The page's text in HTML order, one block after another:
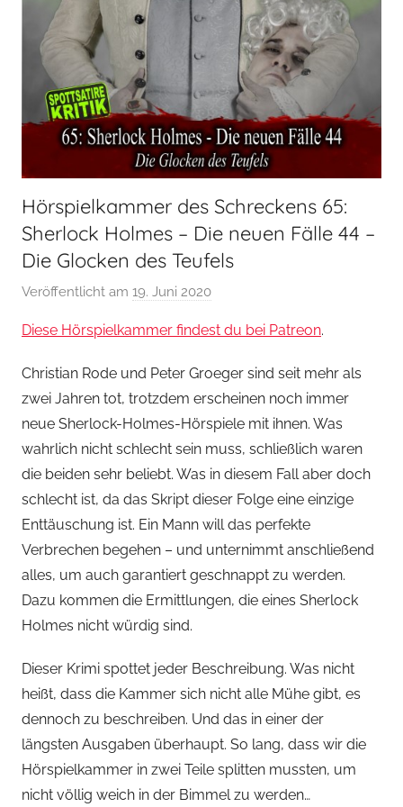
Hörspielkammer des Schreckens 65:
Sherlock Holmes – Die neuen Fälle 44 –
Die Glocken des Teufels
Veröffentlicht am 19. Juni 2020
n
e
r
s
p
i
e
l
k
a
e
r
Diese Hörspielkammer findest du bei Patreon.
Christian Rode und Peter Groeger sind seit mehr als
zwei Jahren tot, trotzdem erscheinen noch immer
neue Sherlock-Holmes-Hörspiele mit ihnen. Was
wahrlich nicht schlecht sein muss, schließlich waren
die beiden sehr beliebt. Was in diesem Fall aber doch
schlecht ist, da das Skript dieser Folge eine einzige
Enttäuschung ist. Ein Mann will das perfekte
Verbrechen begehen – und unternimmt anschließend
alles, um auch garantiert geschnappt zu werden.
Dazu kommen die Ermittlungen, die eines Sherlock
Holmes nicht würdig sind.
Dieser Krimi spottet jeder Beschreibung. Was nicht
heißt, dass die Kammer sich nicht alle Mühe gibt, es
dennoch zu beschreiben. Und das in einer der
längsten Ausgaben überhaupt. So lang, dass wir die
Hörspielkammer in zwei Teile splitten mussten, um
nicht völlig weich in der Bimmel zu werden…